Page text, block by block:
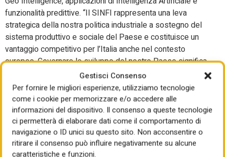
Gestisci Consenso
Per fornire le migliori esperienze, utilizziamo tecnologie
come i cookie per memorizzare e/o accedere alle
informazioni del dispositivo. Il consenso a queste tecnologie
ci permetterà di elaborare dati come il comportamento di
navigazione o ID unici su questo sito. Non acconsentire o
ritirare il consenso può influire negativamente su alcune
caratteristiche e funzioni.
funzionalità predittive. “Il SINFI rappresenta una leva
strategica della nostra politica industriale a sostegno del
sistema produttivo e sociale del Paese e costituisce un
vantaggio competitivo per l’Italia anche nel contesto
europeo. Governare lo sviluppo del nostro Paese significa
valorizzare le infrastrutture strategiche del Paese, dal
soprasuolo al sottosuolo fino al dominio marittimo,
fondamentali per economia e sicurezza. Per questo
abbiamo candidato l’Italia a ospitare il provvedimento
europeo che estenderà la mappatura del SINFI anche al
dominio subacqueo. Vogliamo fare dell’Italia un Paese
leader nelle nuove tecnologie per lasciare alle nuove